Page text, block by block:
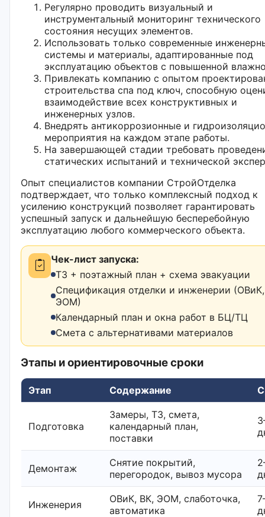
Регулярно проводить визуальный и
инструментальный мониторинг технического
состояния несущих элементов.
Использовать только современные
системы и материалы, адаптированные под
эксплуатацию объектов с повышенной
Привлекать компанию с опытом
строительства спа под ключ, способную
взаимодействие всех конструктивных и
инженерных узлов.
Внедрять антикоррозионные и
мероприятия на каждом этапе работы.
На завершающей стадии требовать
статических испытаний и технической
Опыт специалистов компании СтройОтделка
подтверждает, что только комплексный подход к
усилению конструкций позволяет гарантировать
успешный запуск и дальнейшую бесперебойную
эксплуатацию любого коммерческого объекта.
Чек-лист запуска:
ТЗ + поэтажный план + схема эвакуации
Спецификация отделки и инженерии
ЭОМ)
Календарный план и окна работ в БЦ/ТЦ
Смета с альтернативами материалов
Этапы и ориентировочные сроки
Этап Содержание
Подготовка
Замеры, ТЗ, смета,
календарный план,
поставки
Демонтаж
Снятие покрытий,
перегородок, вывоз мусора
Инженерия
ОВиК, ВК, ЭОМ, слаботочка,
автоматика